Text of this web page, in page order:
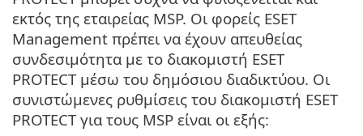
εκτός της εταιρείας MSP. Οι φορείς ESET
Management πρέπει να έχουν απευθείας
συνδεσιμότητα με το διακομιστή ESET
PROTECT μέσω του δημόσιου διαδικτύου. Οι
συνιστώμενες ρυθμίσεις του διακομιστή ESET
PROTECT για τους MSP είναι οι εξής: